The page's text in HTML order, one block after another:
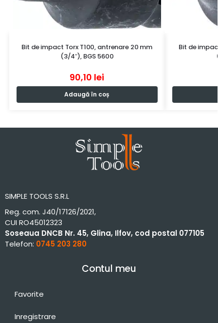
Bit de impact Torx T100, antrenare 20 mm
(3/4″), BGS 5600
90,10 lei
Adaugă în coș
Bit de
SIMPLE TOOLS S.R.L
Reg. com. J40/17126/2021,
CUI RO45012323
Soseaua DNCB Nr. 45, Glina, Ilfov, cod postal 077105
Telefon: 0745 203 280
Contul meu
Favorite
Inregistrare